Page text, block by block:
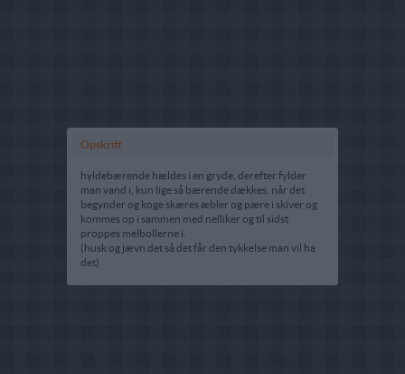
Opskrift
hyldebærende hældes i en gryde, derefter fylder
man vand i, kun lige så bærende dækkes. når det
begynder og koge skæres æbler og pære i skiver og
kommes op i sammen med nelliker og til sidst
proppes melbollerne i.
(husk og jævn det så det får den tykkelse man vil ha
det)